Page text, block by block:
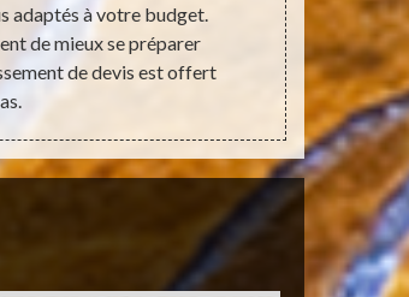
adaptés à votre budget.
de mieux se préparer
de devis est offert
aux
vos